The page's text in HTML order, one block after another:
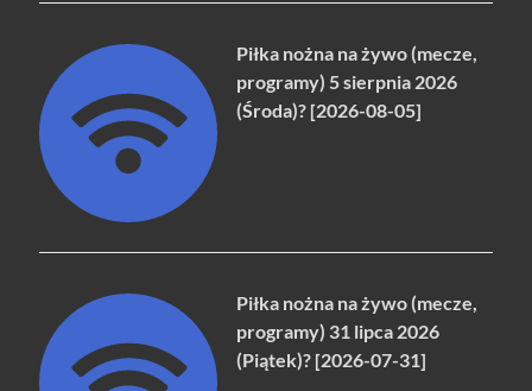
Piłka nożna na żywo (mecze,
programy) 5 sierpnia 2026
(Środa)? [2026-08-05]
Piłka nożna na żywo (mecze,
programy) 31 lipca 2026
(Piątek)? [2026-07-31]